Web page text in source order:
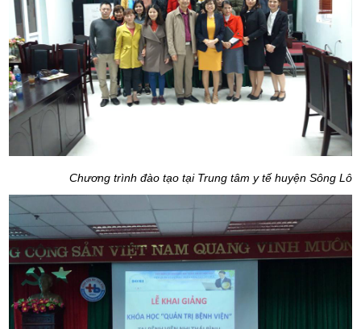
Chương trình đào tạo tại Trung tâm y tế huyện Sông Lô